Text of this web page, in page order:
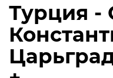
Турция -